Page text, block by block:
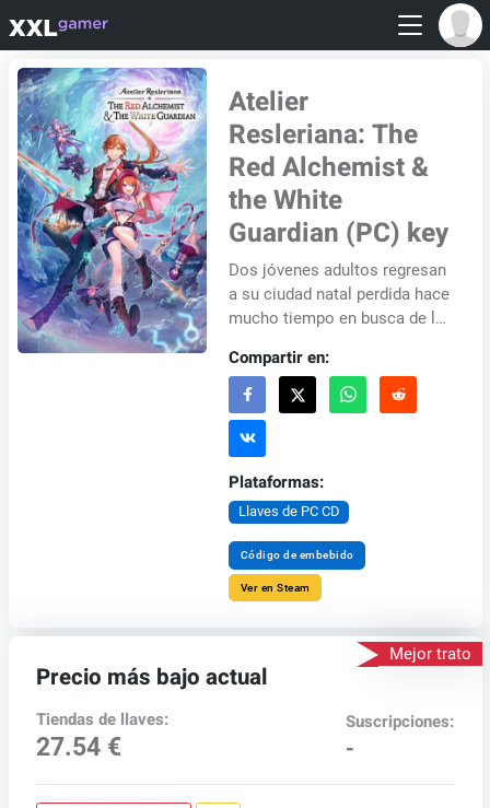
Atelier
Resleriana: The
Red Alchemist &
the White
Guardian (PC) key
Dos jóvenes adultos regresan
a su ciudad natal perdida hace
mucho tiempo en busca de la
importancia personal. Explora
el exte...
Compartir en:
Plataformas:
Llaves de PC CD
Código de embebido
Ver en Steam
Mejor trato
Precio más bajo actual
Tiendas de llaves:
27.54 €
Suscripciones:
-